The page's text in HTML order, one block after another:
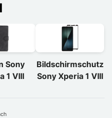
Sony
1 VIII
Bildschirmschutz
Sony Xperia 1 VIII